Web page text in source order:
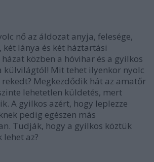
nő az áldozat anyja, felesége,
két lánya és két háztartási
közben a hóvihar és a gyilkos
külvilágtól! Mit tehet ilyenkor nyolc
rekedt? Megkezdődik hát az amatőr
lehetetlen küldetés, mert
A gyilkos azért, hogy leplezze
pedig egészen más
Tudják, hogy a gyilkos köztük
az?